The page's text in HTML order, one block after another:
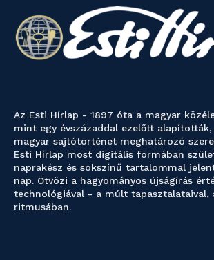
Az Esti Hírlap - 1897 óta a magyar
mint egy évszázaddal ezelőtt
magyar sajtótörténet meghatározó
Esti Hírlap most digitális formában
naprakész és sokszínű tartalommal
nap. Ötvözi a hagyományos újságírás
technológiával - a múlt tapasztalataival,
ritmusában.